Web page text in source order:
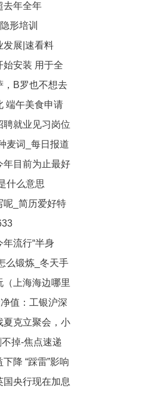
去年全年
形培训
发展|速看料
始安装 用于全
上风电机组
，B罗也不想去
端午美食申请
聘就业见习岗位
麦词_每日报道
年目前为止最好
什么意思
呢_简历爱好特
流行“半身
倍 全球动态
么锻炼_冬天手
上海海边哪里
值：工银沪深
，跌
夏克立聚会，小
已长成大姑娘
掉-焦点速递
降 “踩雷”影响
额大幅下滑
央行现在加息
快降息